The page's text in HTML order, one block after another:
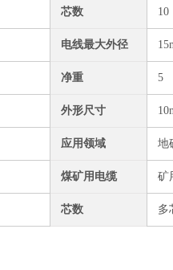
芯数 10
电线最大外径
净重 5
外形尺寸
应用领域 地
煤矿用电缆 矿
芯数 多